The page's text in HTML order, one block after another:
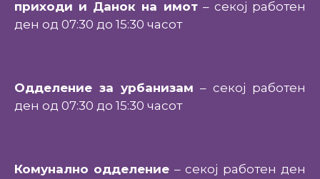
приходи и Данок на имот– секој работен
ден од 07:30 до 15:30 часот
Одделение за урбанизам – секој работен
ден од 07:30 до 15:30 часот
Комунално одделение – секој работен ден